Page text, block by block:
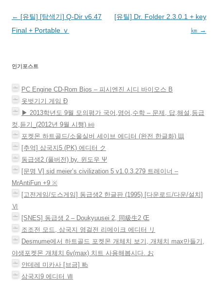
새
창
서
열
새
창
서
열
릭
하
림
)
에
서
서
열
글
네
이
션
← [유틸] [탐색기] Q-Dir v6.47
Final + Portable ⅴ
[유틸] Dr. Folder 2.3.0.1 + key
㎞ →
인기포스트
PC Engine CD-Rom Bios – 피시엔진 시디 바이오스 Β
옷벗기기 게임 Ð
▶ 2013학년도 9월 모의평가 국어,영어,수학 – 문제, 답,해설,등급
컷,듣기_(2012년 9월 시행) ㈓
포켓몬 하트골드/소울실버 세이브 에디터 (완전 한글화) Щ
[추억] 삼국지5 (PK) 에디터 ク
동급생2 (풀버전) by. 윈도우 Ψ
[문명 V] sid meier’s civilization 5 v1.0.3.279 트레이너 –
MrAntiFun +9 ※
[고전게임/도스게임] 동급생2 한글판 (1995) [다운로드/다운/설치]
Ⅵ
[SNES] 동급생 2 – Doukyuusei 2, 同級生2 Œ
조조전 모드, 삼국지 영걸전 리메이크 에디터 リ
Desmume에서 하트골드 포켓몬 개체치 보기, 개체치 max만들기,
야생포켓몬 개체치 6v(max) 치트 사용해봅시다. お
얀데레 미카사 [브금] ㏝
삼국지9 에디터 Ⅶ